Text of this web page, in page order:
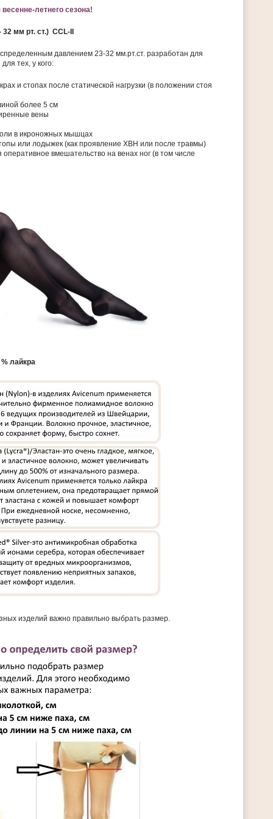
летнего сезона!
мм рт. ст.) CCL-II
давлением 23-32 мм.рт.ст. разработан для
тех, у кого:
и стопах после статической нагрузки (в положении стоя
более 5 см
вены
в икроножных мышцах
или лодыжек (как проявление ХВН или после травмы)
вмешательство на венах ног (в том числе
лайкра
изделий важно правильно выбрать размер.